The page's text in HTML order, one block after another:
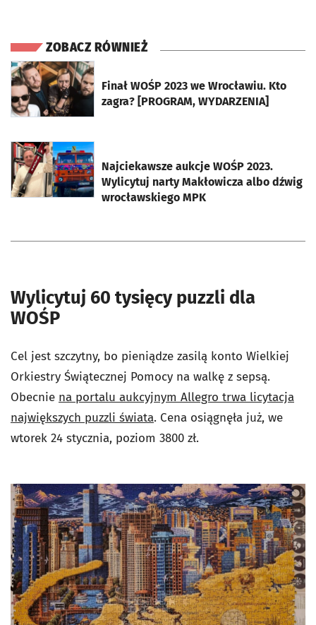
ZOBACZ RÓWNIEŻ
Finał WOŚP 2023 we Wrocławiu. Kto
zagra? [PROGRAM, WYDARZENIA]
otworzy się w nowej karcie
Najciekawsze aukcje WOŚP 2023.
Wylicytuj narty Makłowicza albo dźwig
wrocławskiego MPK
otworzy się w nowej karcie
Wylicytuj 60 tysięcy puzzli dla
WOŚP
Cel jest szczytny, bo pieniądze zasilą konto Wielkiej
Orkiestry Świątecznej Pomocy na walkę z sepsą.
Obecnie na portalu aukcyjnym Allegro trwa licytacja
największych puzzli świata. Cena osiągnęła już, we
wtorek 24 stycznia, poziom 3800 zł.